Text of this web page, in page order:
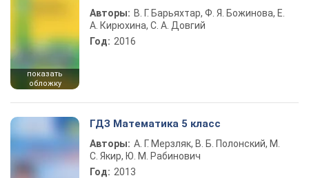
показать
обложку
Авторы: В. Г. Барьяхтар, Ф. Я. Божинова, Е.
А. Кирюхина, С. А. Довгий
Год: 2016
ГДЗ Математика 5 класс
Авторы: А. Г. Мерзляк, В. Б. Полонский, М.
С. Якир, Ю. М. Рабинович
Год: 2013